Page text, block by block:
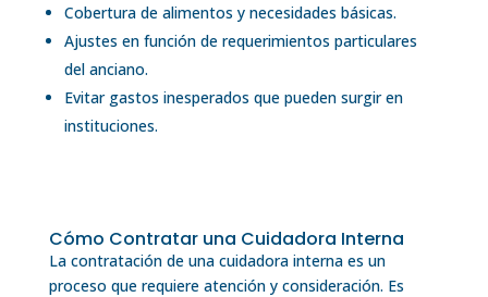
Cobertura de alimentos y necesidades básicas.
Ajustes en función de requerimientos particulares
del anciano.
Evitar gastos inesperados que pueden surgir en
instituciones.
Cómo Contratar una Cuidadora Interna
La contratación de una cuidadora interna es un
proceso que requiere atención y consideración. Es